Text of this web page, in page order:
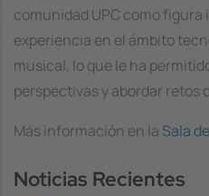
comunidad UPC como
experiencia en el ámbito
musical, lo que le ha
perspectivas y abordar retos
Más información en la Sala
Noticias Recientes